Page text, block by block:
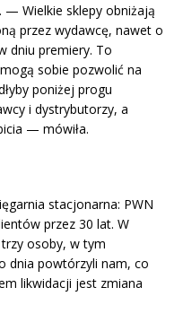
— Wielkie sklepy obniżają
przez wydawcę, nawet o
dniu premiery. To
sobie pozwolić na
poniżej progu
i dystrybutorzy, a
— mówiła.
stacjonarna: PWN
przez 30 lat. W
osoby, w tym
dnia powtórzyli nam, co
likwidacji jest zmiana